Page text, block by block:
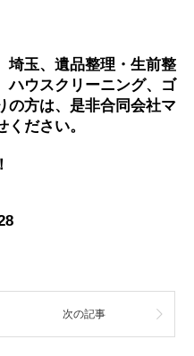
埼玉、遺品整理・生前整
ハウスクリーニング、ゴ
の方は、是非合同会社マ
ださい。
次の記事